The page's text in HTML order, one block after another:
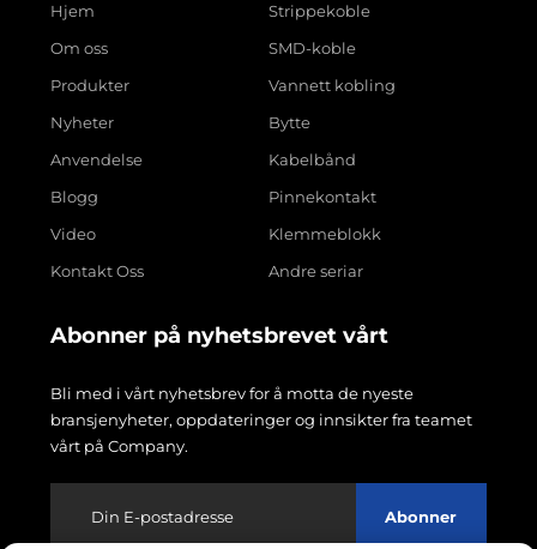
Hjem
Om oss
Produkter
Nyheter
Anvendelse
Blogg
Video
Kontakt Oss
Strippekoble
SMD-koble
Vannett kobling
Bytte
Kabelbånd
Pinnekontakt
Klemmeblokk
Andre seriar
Abonner på nyhetsbrevet vårt
Bli med i vårt nyhetsbrev for å motta de nyeste
bransjenyheter, oppdateringer og innsikter fra teamet
vårt på Company.
Abonner